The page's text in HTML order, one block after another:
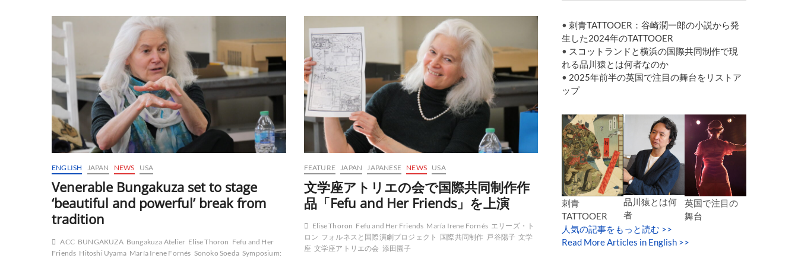
ENGLISH JAPAN NEWS USA
Venerable Bungakuza set to stage
‘beautiful and powerful’ break from
tradition
ACC BUNGAKUZA Bungakuza Atelier Elise Thoron Fefu and Her
Friends Hitoshi Uyama María Irene Fornés Sonoko Soeda Symposium:
FEATURE JAPAN JAPANESE NEWS USA
文学座アトリエの会で国際共同制作作
品「Fefu and Her Friends」を上演
Elise Thoron Fefu and Her Friends María Irene Fornés エリーズ・ト
ロン フォルネスと国際演劇プロジェクト 国際共同制作 戸谷陽子 文学
座 文学座アトリエの会 添田園子
• 刺青TATTOOER：谷崎潤一郎の小説から発
生した2024年のTATTOOER
• スコットランドと横浜の国際共同制作で現
れる品川猿とは何者なのか
• 2025年前半の英国で注目の舞台をリストア
ップ
刺青
TATTOOER
品川猿とは何
者
英国で注目の
舞台
人気の記事をもっと読む >>
Read More Articles in English >>